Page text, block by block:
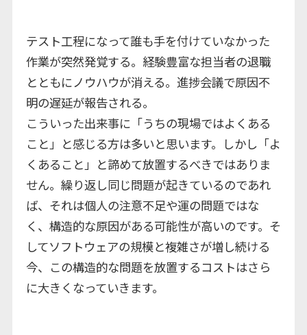
テスト工程になって誰も手を付けていなかった
作業が突然発覚する。経験豊富な担当者の退職
とともにノウハウが消える。進捗会議で原因不
明の遅延が報告される。
こういった出来事に「うちの現場ではよくある
こと」と感じる方は多いと思います。しかし「よ
くあること」と諦めて放置するべきではありま
せん。繰り返し同じ問題が起きているのであれ
ば、それは個人の注意不足や運の問題ではな
く、構造的な原因がある可能性が高いのです。そ
してソフトウェアの規模と複雑さが増し続ける
今、この構造的な問題を放置するコストはさら
に大きくなっていきます。